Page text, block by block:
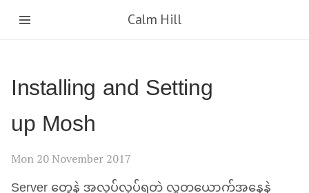
Calm Hill
Installing and Setting
up Mosh
Mon 20 November 2017